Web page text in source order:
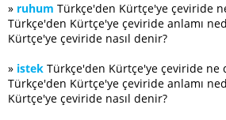
» ruhum Türkçe'den Kürtçe'ye çeviride
Türkçe'den Kürtçe'ye çeviride anlamı
Kürtçe'ye çeviride nasıl denir?
» istek Türkçe'den Kürtçe'ye çeviride ne
Türkçe'den Kürtçe'ye çeviride anlamı
Kürtçe'ye çeviride nasıl denir?